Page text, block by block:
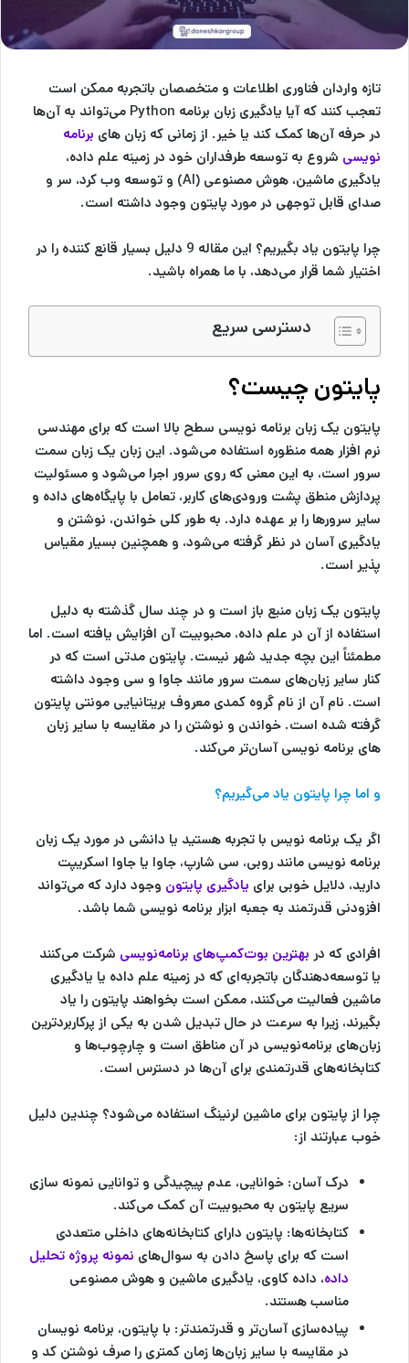
تازه واردان فناوری اطلاعات و متخصصان باتجربه ممکن است
تعجب کنند که آیا یادگیری زبان برنامه Python می‌تواند به آن‌ها
در حرفه آن‌ها کمک کند یا خیر. از زمانی که زبان های برنامه
نویسی شروع به توسعه طرفداران خود در زمینه علم داده،
یادگیری ماشین، هوش مصنوعی (AI) و توسعه وب کرد، سر و
صدای قابل توجهی در مورد پایتون وجود داشته است.
چرا پایتون یاد بگیریم؟ این مقاله 9 دلیل بسیار قانع کننده را در
اختیار شما قرار می‌دهد، با ما همراه باشید.
دسترسی سریع
پایتون چیست؟
پایتون یک زبان برنامه نویسی سطح بالا است که برای مهندسی
نرم افزار همه منظوره استفاده می‌شود. این زبان یک زبان سمت
سرور است، به این معنی که روی سرور اجرا می‌شود و مسئولیت
پردازش منطق پشت ورودی‌های کاربر، تعامل با پایگاه‌های داده و
سایر سرورها را بر عهده دارد. به طور کلی خواندن، نوشتن و
یادگیری آسان در نظر گرفته می‌شود، و همچنین بسیار مقیاس
پذیر است.
پایتون یک زبان منبع باز است و در چند سال گذشته به دلیل
استفاده از آن در علم داده، محبوبیت آن افزایش یافته است. اما
مطمئناً این بچه جدید شهر نیست. پایتون مدتی است که در
کنار سایر زبان‌های سمت سرور مانند جاوا و سی وجود داشته
است. نام آن از نام گروه کمدی معروف بریتانیایی مونتی پایتون
گرفته شده است. خواندن و نوشتن را در مقایسه با سایر زبان
های برنامه نویسی آسان‌تر می‌کند.
و اما چرا پایتون یاد می‌گیریم؟
اگر یک برنامه نویس با تجربه هستید یا دانشی در مورد یک زبان
برنامه نویسی مانند روبی، سی شارپ، جاوا یا جاوا اسکریپت
دارید، دلایل خوبی برای یادگیری پایتون وجود دارد که می‌تواند
افزودنی قدرتمند به جعبه ابزار برنامه نویسی شما باشد.
افرادی که در بهترین بوت‌کمپ‌های برنامه‌نویسی شرکت می‌کنند
یا توسعه‌دهندگان باتجربه‌ای که در زمینه علم داده یا یادگیری
ماشین فعالیت می‌کنند، ممکن است بخواهند پایتون را یاد
بگیرند، زیرا به سرعت در حال تبدیل شدن به یکی از پرکاربردترین
زبان‌های برنامه‌نویسی در آن مناطق است و چارچوب‌ها و
کتابخانه‌های قدرتمندی برای آن‌ها در دسترس است.
چرا از پایتون برای ماشین لرنینگ استفاده می‌شود؟ چندین دلیل
خوب عبارتند از:
درک آسان: خوانایی، عدم پیچیدگی و توانایی نمونه سازی
سریع پایتون به محبوبیت آن کمک می‌کند.
کتابخانه‌ها: پایتون دارای کتابخانه‌های داخلی متعددی
است که برای پاسخ دادن به سوال‌‌های نمونه پروژه تحلیل
داده، داده کاوی، یادگیری ماشین و هوش مصنوعی
مناسب هستند.
پیاده‌سازی آسان‌تر و قدرتمندتر: با پایتون، برنامه نویسان
در مقایسه با سایر زبان‌ها زمان کمتری را صرف نوشتن کد و